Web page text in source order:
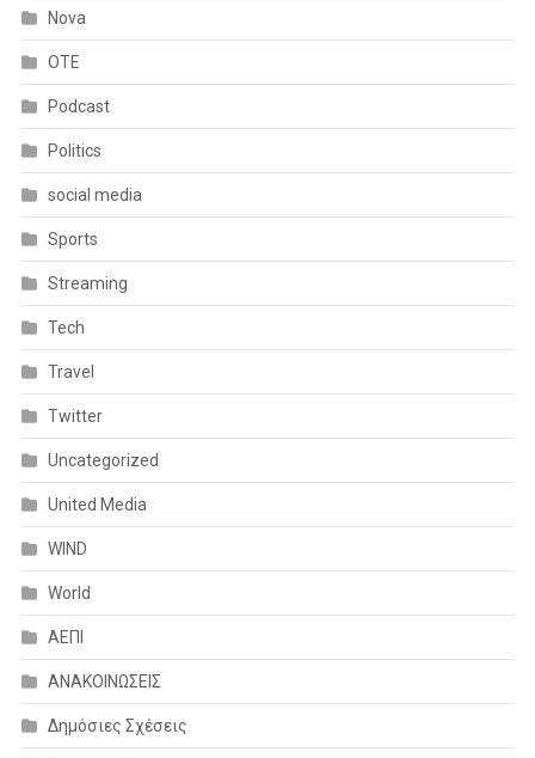
Nova
OTE
Podcast
Politics
social media
Sports
Streaming
Tech
Travel
Twitter
Uncategorized
United Media
WIND
World
ΑΕΠΙ
ΑΝΑΚΟΙΝΩΣΕΙΣ
Δημόσιες Σχέσεις